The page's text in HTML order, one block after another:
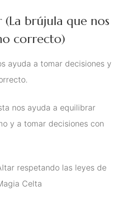
La
(La brújula que nos
correcto)
ayuda a tomar decisiones y
nos ayuda a equilibrar
y a tomar decisiones con
respetando las leyes de
Celta